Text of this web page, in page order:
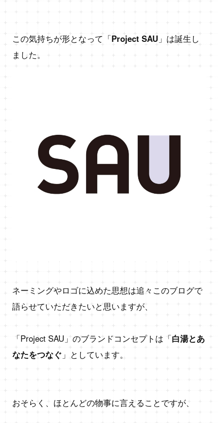
この気持ちが形となって「Project SAU 」は誕生し
ました。
ネーミングやロゴに込めた思想は追々このブログで
語らせていただきたいと思いますが、
「Project SAU」のブランドコンセプトは「白湯とあ
なたをつなぐ 」としています。
おそらく、ほとんどの物事に言えることですが、